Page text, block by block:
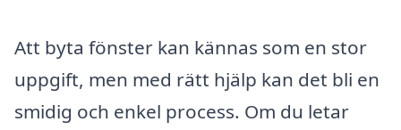
Att byta fönster kan kännas som en stor
uppgift, men med rätt hjälp kan det bli en
smidig och enkel process. Om du letar